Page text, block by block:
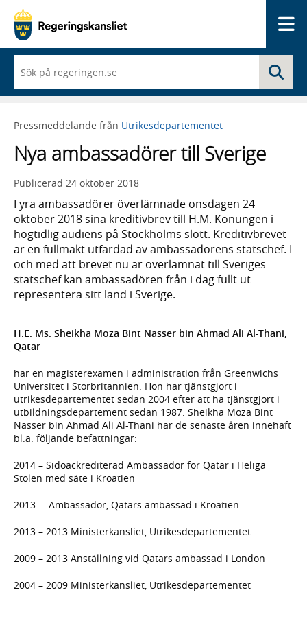
du
börjar
skriva
framträder
lista
med
sökförslag
Pressmeddelande från Utrikesdepartementet
Nya ambassadörer till Sverige
Publicerad 24 oktober 2018
Fyra ambassadörer överlämnade onsdagen 24
oktober 2018 sina kreditivbrev till H.M. Konungen i
högtidlig audiens på Stockholms slott. Kreditivbrevet
är en fullmakt utfärdad av ambassadörens statschef. I
och med att brevet nu är överlämnat till Sveriges
statschef kan ambassadören från i dag fullt ut
representera sitt land i Sverige.
H.E. Ms. Sheikha Moza Bint Nasser bin Ahmad Ali Al-Thani,
Qatar
har en magisterexamen i administration från Greenwichs
Universitet i Storbritannien. Hon har tjänstgjort i
utrikesdepartementet sedan 2004 efter att ha tjänstgjort i
utbildningsdepartement sedan 1987. Sheikha Moza Bint
Nasser bin Ahmad Ali Al-Thani har de senaste åren innehaft
bl.a. följande befattningar:
2014 – Sidoackrediterad Ambassadör för Qatar i Heliga
Stolen med säte i Kroatien
2013 – Ambassadör, Qatars ambassad i Kroatien
2013 – 2013 Ministerkansliet, Utrikesdepartementet
2009 – 2013 Anställning vid Qatars ambassad i London
2004 – 2009 Ministerkansliet, Utrikesdepartementet